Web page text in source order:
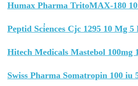
Humax Pharma TritoMAX-180
Peptid Sci̇ences Cjc 1295 10 Mg 5
Hitech Medicals Mastebol 100mg
Swiss Pharma Somatropin 100 iu